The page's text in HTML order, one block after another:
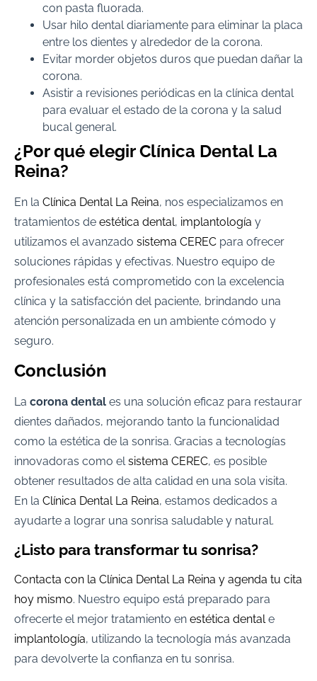
con pasta fluorada.
Usar hilo dental diariamente para eliminar la placa
entre los dientes y alrededor de la corona.
Evitar morder objetos duros que puedan dañar la
corona.
Asistir a revisiones periódicas en la clínica dental
para evaluar el estado de la corona y la salud
bucal general.
¿Por qué elegir Clínica Dental La
Reina?
En la Clínica Dental La Reina, nos especializamos en
tratamientos de estética dental, implantología y
utilizamos el avanzado sistema CEREC para ofrecer
soluciones rápidas y efectivas. Nuestro equipo de
profesionales está comprometido con la excelencia
clínica y la satisfacción del paciente, brindando una
atención personalizada en un ambiente cómodo y
seguro.
Conclusión
La corona dental es una solución eficaz para restaurar
dientes dañados, mejorando tanto la funcionalidad
como la estética de la sonrisa. Gracias a tecnologías
innovadoras como elsistema CEREC, es posible
obtener resultados de alta calidad en una sola visita.
En la Clínica Dental La Reina, estamos dedicados a
ayudarte a lograr una sonrisa saludable y natural.
¿Listo para transformar tu sonrisa?
Contacta con la Clínica Dental La Reina y agenda tu cita
hoy mismo. Nuestro equipo está preparado para
ofrecerte el mejor tratamiento en estética dental e
implantología, utilizando la tecnología más avanzada
para devolverte la confianza en tu sonrisa.